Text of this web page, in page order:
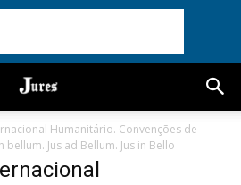
Humanitário. Convenções de
bellum. Jus ad Bellum. Jus in Bello